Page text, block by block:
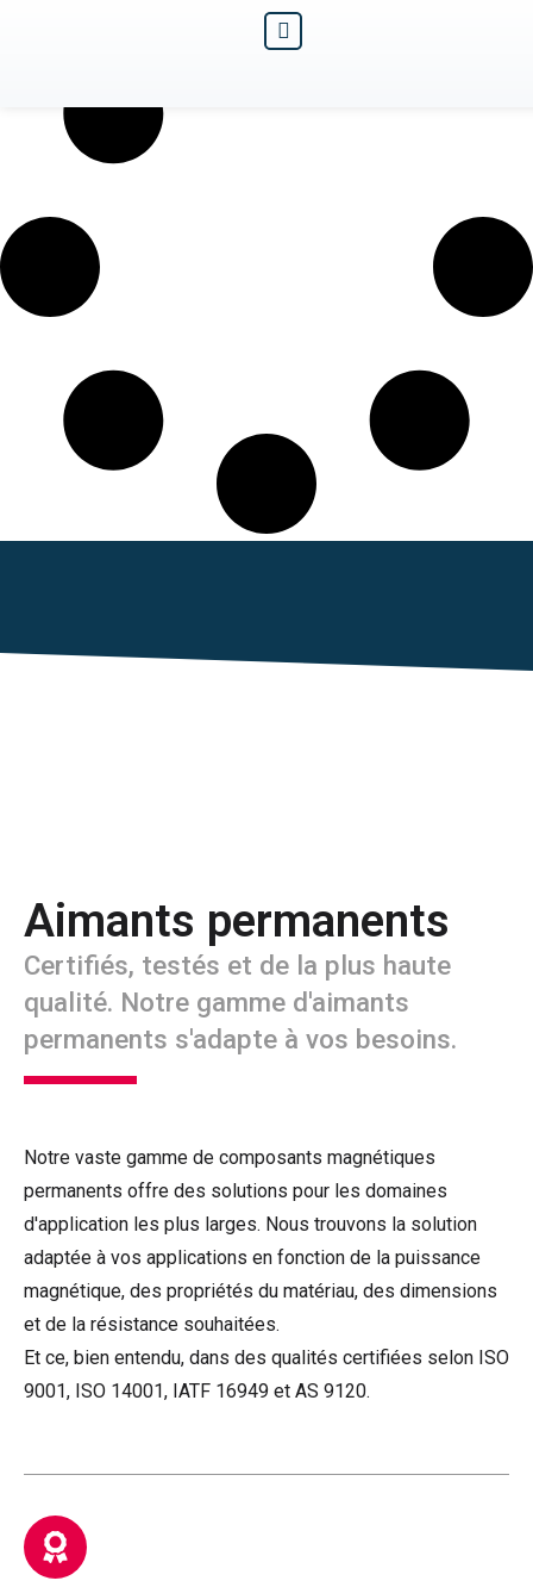
Aimants permanents
Certifiés, testés et de la plus haute
qualité. Notre gamme d'aimants
permanents s'adapte à vos besoins.
Notre vaste gamme de composants magnétiques
permanents offre des solutions pour les domaines
d'application les plus larges. Nous trouvons la solution
adaptée à vos applications en fonction de la puissance
magnétique, des propriétés du matériau, des dimensions
et de la résistance souhaitées.
Et ce, bien entendu, dans des qualités certifiées selon ISO
9001, ISO 14001, IATF 16949 et AS 9120.